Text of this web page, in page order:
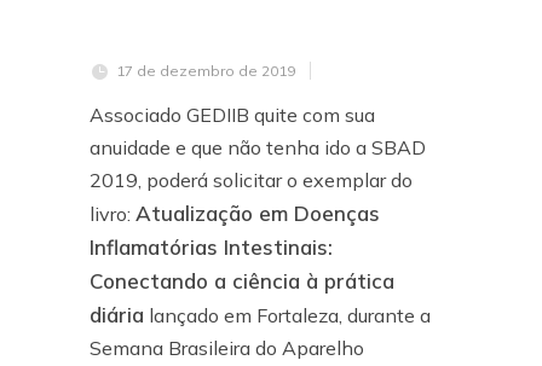
17 de dezembro de 2019
Associado GEDIIB quite com sua
anuidade e que não tenha ido a SBAD
2019, poderá solicitar o exemplar do
livro: Atualização em Doenças
Inflamatórias Intestinais:
Conectando a ciência à prática
diária lançado em Fortaleza, durante a
Semana Brasileira do Aparelho